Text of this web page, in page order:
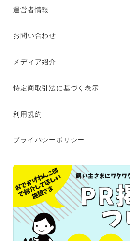
運営者情報
お問い合わせ
メディア紹介
特定商取引法に基づく表示
利用規約
プライバシーポリシー